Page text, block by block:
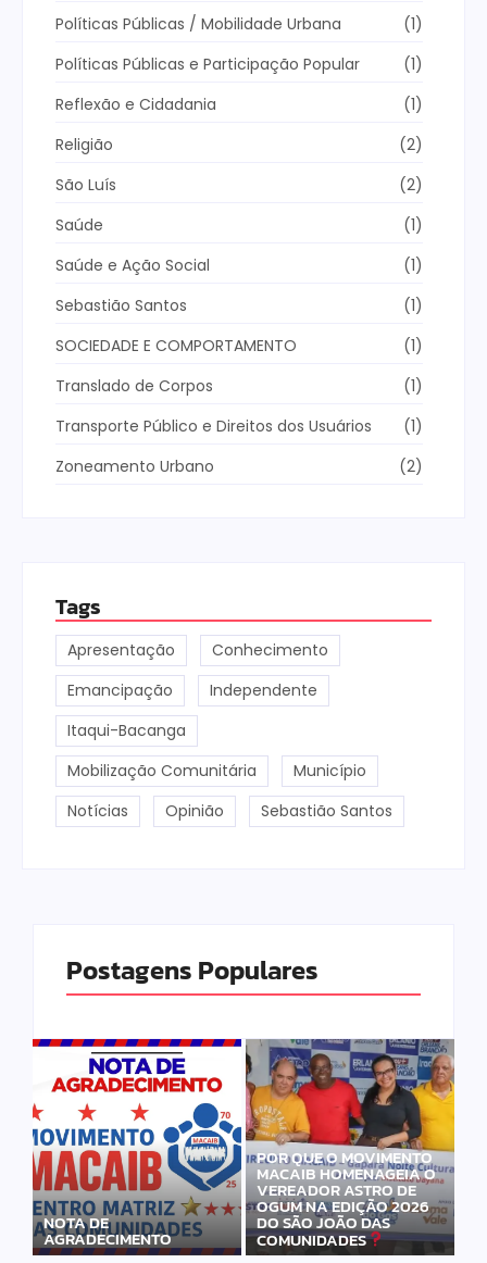
Políticas Públicas / Mobilidade Urbana
(1)
Políticas Públicas e Participação Popular
(1)
Reflexão e Cidadania
(1)
Religião
(2)
São Luís
(2)
Saúde
(1)
Saúde e Ação Social
(1)
Sebastião Santos
(1)
SOCIEDADE E COMPORTAMENTO
(1)
Translado de Corpos
(1)
Transporte Público e Direitos dos Usuários
(1)
Zoneamento Urbano
(2)
Tags
Apresentação
Conhecimento
Emancipação
Independente
Itaqui-Bacanga
Mobilização Comunitária
Município
Notícias
Opinião Sebastião Santos
Postagens Populares
NOTA DE
AGRADECIMENTO
POR QUE O MOVIMENTO
MACAIB HOMENAGEIA O
VEREADOR ASTRO DE
OGUM NA EDIÇÃO 2026
DO SÃO JOÃO DAS
COMUNIDADES